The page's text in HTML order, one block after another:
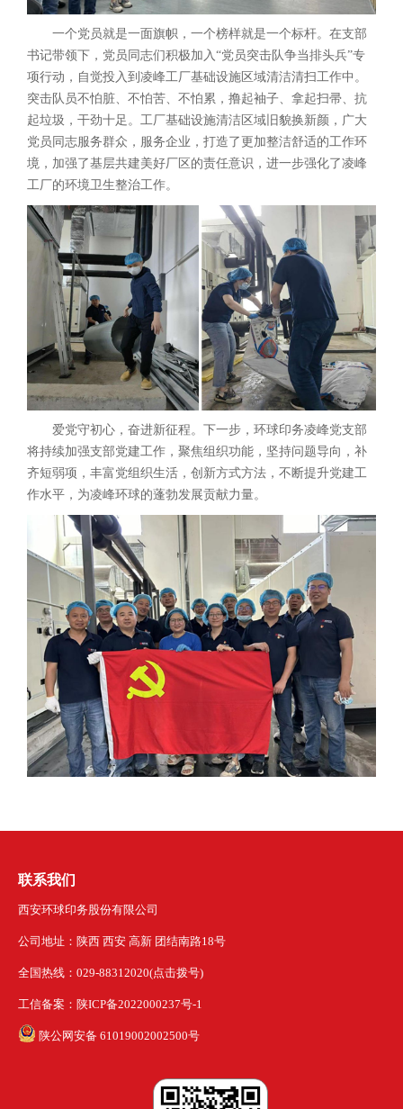
一个党员就是一面旗帜，一个榜样就是一个标杆。在支部
书记带领下，党员同志们积极加入“党员突击队争当排头兵”专
项行动，自觉投入到凌峰工厂基础设施区域清洁清扫工作中。
突击队员不怕脏、不怕苦、不怕累，撸起袖子、拿起扫帚、抗
起垃圾，干劲十足。工厂基础设施清洁区域旧貌换新颜，广大
党员同志服务群众，服务企业，打造了更加整洁舒适的工作环
境，加强了基层共建美好厂区的责任意识，进一步强化了凌峰
工厂的环境卫生整治工作。
爱党守初心，奋进新征程。下一步，环球印务凌峰党支部
将持续加强支部党建工作，聚焦组织功能，坚持问题导向，补
齐短弱项，丰富党组织生活，创新方式方法，不断提升党建工
作水平，为凌峰环球的蓬勃发展贡献力量。
联系我们
西安环球印务股份有限公司
公司地址：陕西 西安 高新 团结南路18号
全国热线：029-88312020(点击拨号)
工信备案：陕ICP备2022000237号-1
陕公网安备 61019002002500号